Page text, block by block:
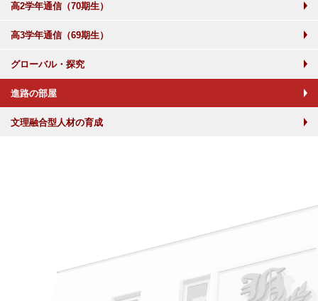
高2学年通信（70期生）
高3学年通信（69期生）
グローバル・探究
進路の部屋
文理融合型人材の育成